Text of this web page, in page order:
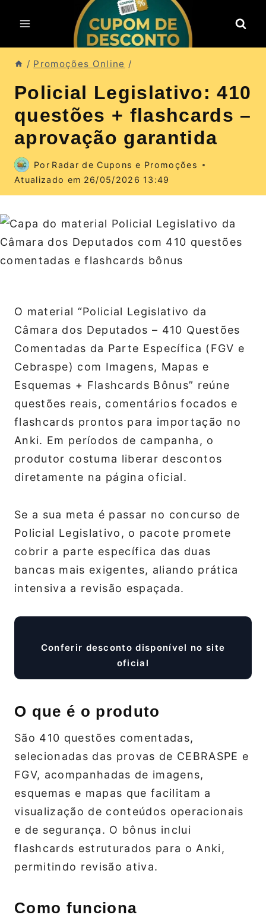
para
o
Conteúdo
/ Promoções Online /
Policial Legislativo: 410
questões + flashcards –
aprovação garantida
Por Radar de Cupons e Promoções
Atualizado em 26/05/2026 13:49
O material “Policial Legislativo da
Câmara dos Deputados – 410 Questões
Comentadas da Parte Específica (FGV e
Cebraspe) com Imagens, Mapas e
Esquemas + Flashcards Bônus” reúne
questões reais, comentários focados e
flashcards prontos para importação no
Anki. Em períodos de campanha, o
produtor costuma liberar descontos
diretamente na página oficial.
Se a sua meta é passar no concurso de
Policial Legislativo, o pacote promete
cobrir a parte específica das duas
bancas mais exigentes, aliando prática
intensiva a revisão espaçada.
Conferir desconto disponível no site
oficial
O que é o produto
São 410 questões comentadas,
selecionadas das provas de CEBRASPE e
FGV, acompanhadas de imagens,
esquemas e mapas que facilitam a
visualização de conteúdos operacionais
e de segurança. O bônus inclui
flashcards estruturados para o Anki,
permitindo revisão ativa.
Como funciona